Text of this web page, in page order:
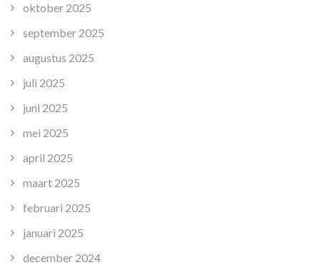
oktober 2025
september 2025
augustus 2025
juli 2025
juni 2025
mei 2025
april 2025
maart 2025
februari 2025
januari 2025
december 2024